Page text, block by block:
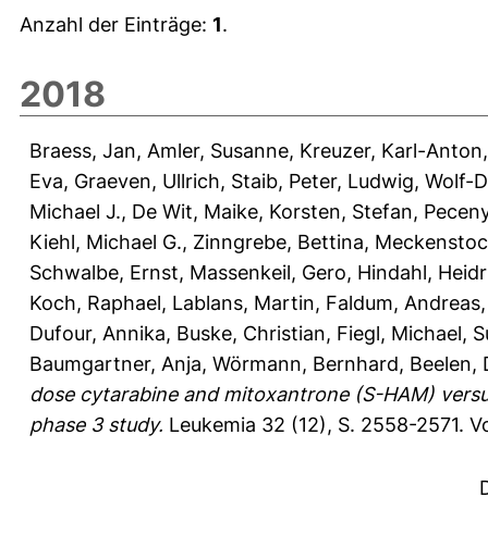
Anzahl der Einträge: 1.
2018
Braess, Jan, Amler, Susanne, Kreuzer, Karl-Anton
Eva, Graeven, Ullrich, Staib, Peter, Ludwig, Wolf-
Michael J., De Wit, Maike, Korsten, Stefan,
Kiehl, Michael G., Zinngrebe, Bettina,
Schwalbe, Ernst, Massenkeil, Gero, Hindahl,
Koch, Raphael, Lablans, Martin, Faldum, Andreas
Dufour, Annika, Buske, Christian, Fiegl, Michael,
Baumgartner, Anja, Wörmann, Bernhard, Beelen,
dose cytarabine and mitoxantrone (S-HAM)
phase 3 study. Leukemia 32 (12), S. 2558-2571.